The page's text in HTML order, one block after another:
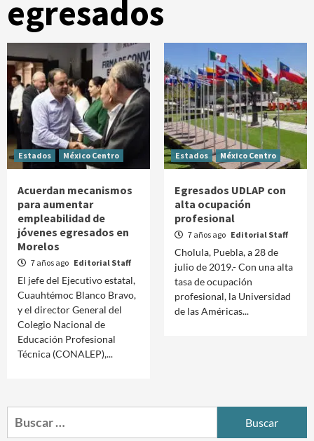
egresados
Estados México Centro
Acuerdan mecanismos
para aumentar
empleabilidad de
jóvenes egresados en
Morelos
7 años ago Editorial Staff
El jefe del Ejecutivo estatal,
Cuauhtémoc Blanco Bravo,
y el director General del
Colegio Nacional de
Educación Profesional
Técnica (CONALEP),...
Estados México Centro
Egresados UDLAP con
alta ocupación
profesional
7 años ago Editorial Staff
Cholula, Puebla, a 28 de
julio de 2019.- Con una alta
tasa de ocupación
profesional, la Universidad
de las Américas...
Buscar: